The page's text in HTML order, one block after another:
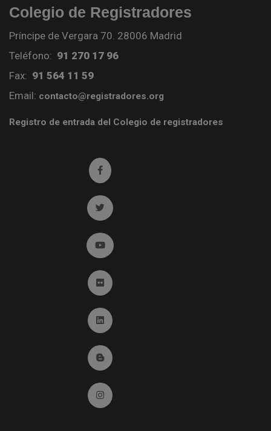
Colegio de Registradores
Príncipe de Vergara 70. 28006 Madrid
Teléfono: 91 270 17 96
Fax: 91 564 11 59
Email: contacto@registradores.org
Registro de entrada del Colegio de registradores
Ir a facebook (abre en ventana nueva)
Ir a twitter (abre en ventana nueva)
Ir a YouTube (abre en ventana nueva)
Ir a Flickr (abre en ventana nueva)
Ir a Linkedin (abre en ventana nueva)
Ir al Blog (abre en ventana nueva)
Ir a Instagram (abre en ventana nueva)